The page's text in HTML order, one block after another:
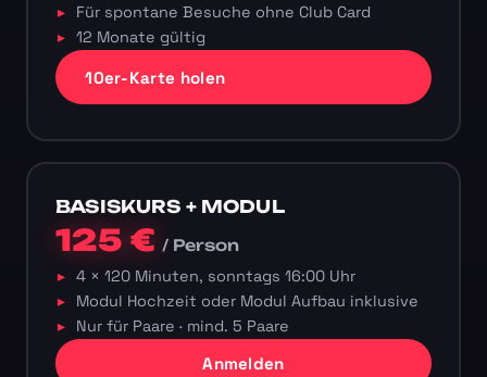
Für spontane Besuche ohne Club Card
12 Monate gültig
10er-Karte holen
BASISKURS + MODUL
125 €/ Person
4 × 120 Minuten, sonntags 16:00 Uhr
Modul Hochzeit oder Modul Aufbau inklusive
Nur für Paare · mind. 5 Paare
Anmelden